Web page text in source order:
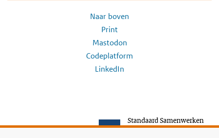
Naar boven
Print
Mastodon
Codeplatform
LinkedIn
Standaard Samenwerken